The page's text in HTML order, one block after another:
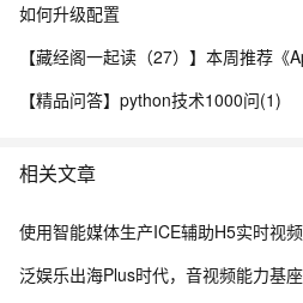
如何升级配置
【精品问答】python技术1000问(1)
相关文章
使用智能媒体生产ICE辅助H5实时视
泛娱乐出海Plus时代，音视频能力基